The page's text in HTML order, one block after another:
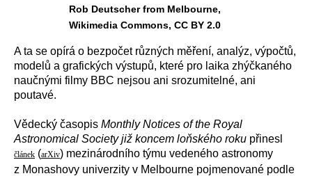
Rob Deutscher from Melbourne,
Wikimedia Commons, CC BY 2.0
A ta se opírá o bezpočet různých měření, analýz, výpočtů,
modelů a grafických výstupů, které pro laika zhýčkaného
naučnými filmy BBC nejsou ani srozumitelné, ani
poutavé.
Vědecký časopis Monthly Notices of the Royal
Astronomical Society již koncem loňského roku přinesl
článek (arXiv) mezinárodního týmu vedeného astronomy
z Monashovy univerzity v Melbourne pojmenované podle